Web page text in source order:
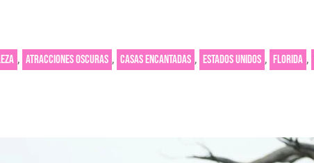
, Atracciones oscuras , Casas encantadas , Estados Unidos , Florida ,